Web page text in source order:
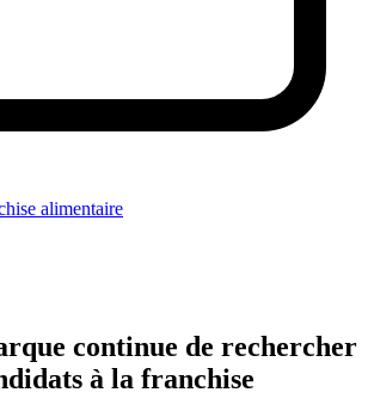
alimentaire
continue de rechercher
à la franchise